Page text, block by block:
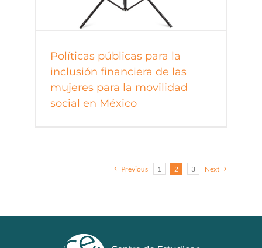
Políticas públicas para la
inclusión financiera de las
mujeres para la movilidad
social en México
Previous 1 2 3 Next